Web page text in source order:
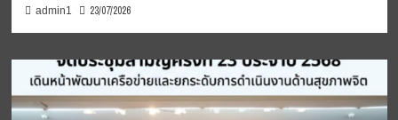
admin1 23/07/2026